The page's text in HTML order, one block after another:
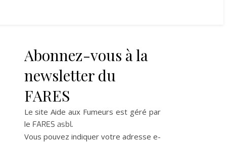
Abonnez-vous à la
newsletter du
FARES
Le site Aide aux Fumeurs est géré par
le FARES asbl.
Vous pouvez indiquer votre adresse e-